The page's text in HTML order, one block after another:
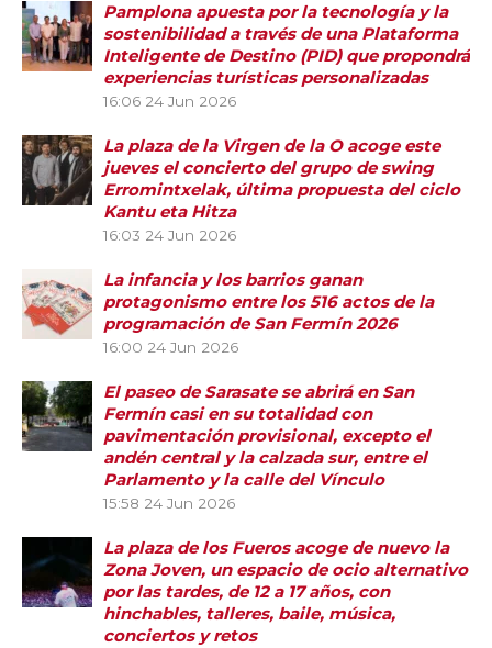
Pamplona apuesta por la tecnología y la
sostenibilidad a través de una Plataforma
Inteligente de Destino (PID) que propondrá
experiencias turísticas personalizadas
16:06 24 Jun 2026
La plaza de la Virgen de la O acoge este
jueves el concierto del grupo de swing
Erromintxelak, última propuesta del ciclo
Kantu eta Hitza
16:03 24 Jun 2026
La infancia y los barrios ganan
protagonismo entre los 516 actos de la
programación de San Fermín 2026
16:00 24 Jun 2026
El paseo de Sarasate se abrirá en San
Fermín casi en su totalidad con
pavimentación provisional, excepto el
andén central y la calzada sur, entre el
Parlamento y la calle del Vínculo
15:58 24 Jun 2026
La plaza de los Fueros acoge de nuevo la
Zona Joven, un espacio de ocio alternativo
por las tardes, de 12 a 17 años, con
hinchables, talleres, baile, música,
conciertos y retos